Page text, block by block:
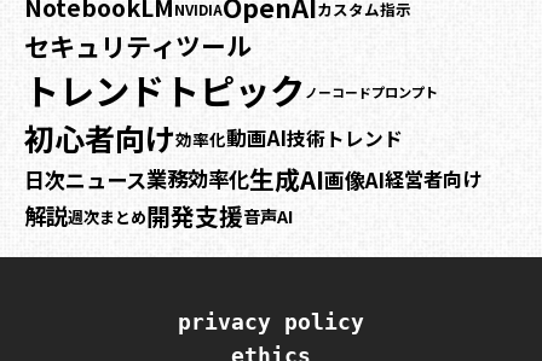
NVIDIA カスタム指示
セキュリティツール
トレンドトピック ノーコードプロンプト
初心者向け効率化動画AI技術トレンド
日次ニュース業務効率化生成AI画像AI経営者向け
解説週次まとめ開発支援音声AI
privacy policy
ethics